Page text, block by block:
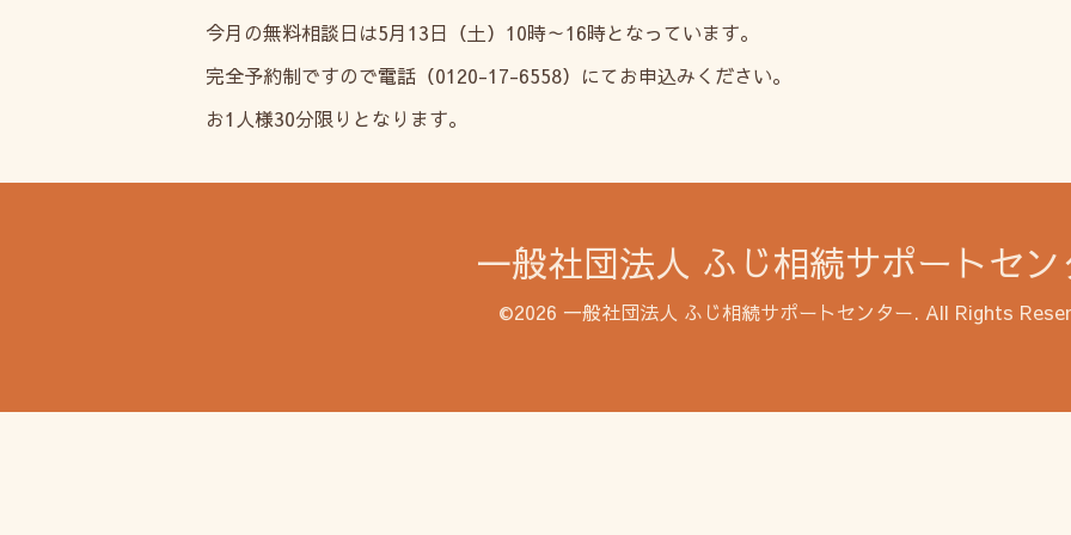
今月の無料相談日は5月13日（土）10時～16時となっています。
完全予約制ですので電話（0120-17-6558）にてお申込みください。
お1人様30分限りとなります。
一般社団法人 ふじ相続サポートセン
©2026 一般社団法人 ふじ相続サポートセンター. All Rights